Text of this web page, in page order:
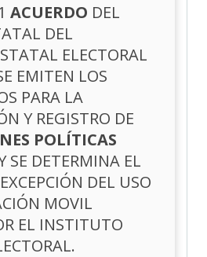
ACUERDO DEL
DEL
ELECTORAL
EMITEN LOS
PARA LA
Y REGISTRO DE
POLÍTICAS
SE DETERMINA EL
DEL USO
MOVIL
EL INSTITUTO